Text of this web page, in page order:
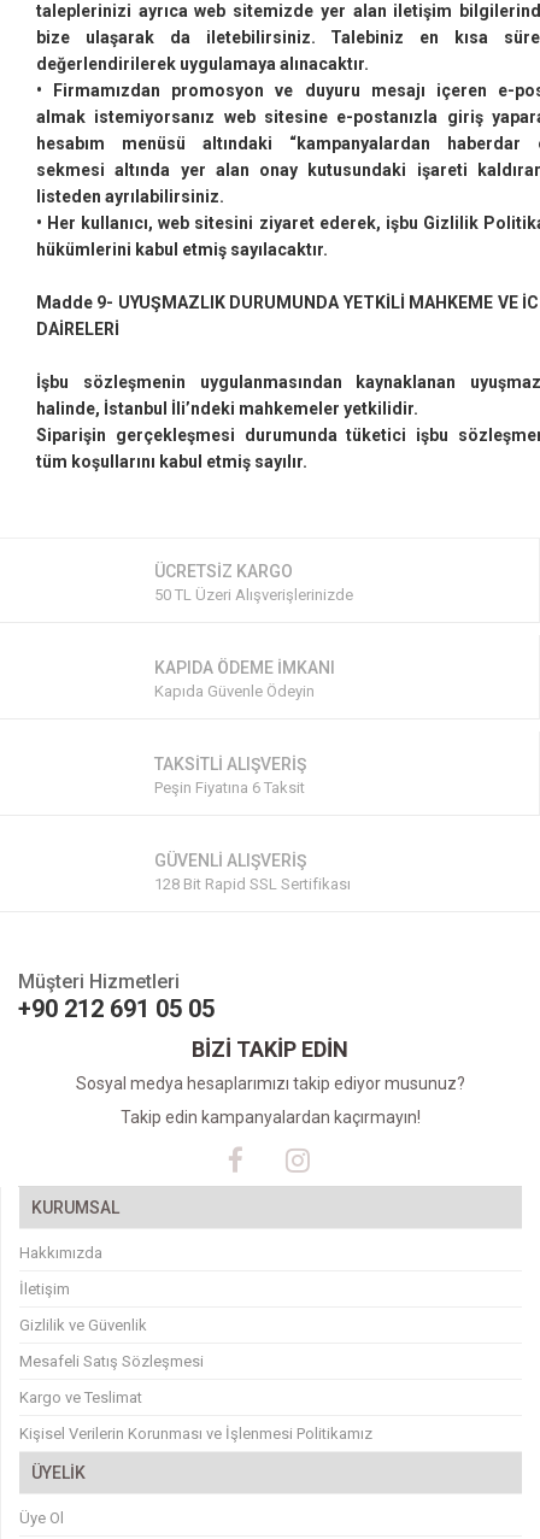
taleplerinizi ayrıca web sitemizde yer alan iletişim
bize ulaşarak da iletebilirsiniz. Talebiniz en kısa
değerlendirilerek uygulamaya alınacaktır.
• Firmamızdan promosyon ve duyuru mesajı içeren e-
almak istemiyorsanız web sitesine e-postanızla giriş
hesabım menüsü altındaki “kampanyalardan haberdar
sekmesi altında yer alan onay kutusundaki işareti
listeden ayrılabilirsiniz.
• Her kullanıcı, web sitesini ziyaret ederek, işbu Gizlilik
hükümlerini kabul etmiş sayılacaktır.
Madde 9- UYUŞMAZLIK DURUMUNDA YETKİLİ MAHKEME VE
DAİRELERİ
İşbu sözleşmenin uygulanmasından kaynaklanan
halinde, İstanbul İli’ndeki mahkemeler yetkilidir.
Siparişin gerçekleşmesi durumunda tüketici işbu
tüm koşullarını kabul etmiş sayılır.
ÜCRETSİZ KARGO
50 TL Üzeri Alışverişlerinizde
KAPIDA ÖDEME İMKANI
Kapıda Güvenle Ödeyin
TAKSİTLİ ALIŞVERİŞ
Peşin Fiyatına 6 Taksit
GÜVENLİ ALIŞVERİŞ
128 Bit Rapid SSL Sertifikası
Müşteri Hizmetleri
+90 212 691 05 05
BİZİ TAKİP EDİN
Sosyal medya hesaplarımızı takip ediyor musunuz?
Takip edin kampanyalardan kaçırmayın!
KURUMSAL
Hakkımızda
İletişim
Gizlilik ve Güvenlik
Mesafeli Satış Sözleşmesi
Kargo ve Teslimat
Kişisel Verilerin Korunması ve İşlenmesi Politikamız
ÜYELİK
Üye Ol